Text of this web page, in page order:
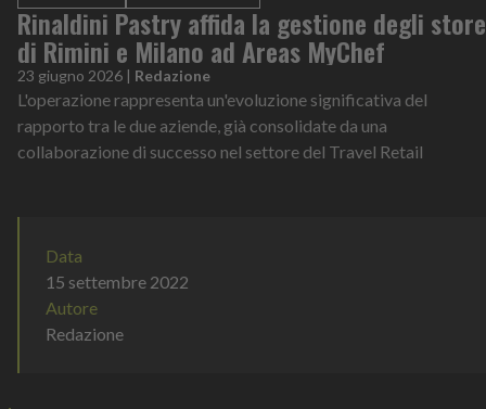
Rinaldini Pastry affida la gestione degli store
di Rimini e Milano ad Areas MyChef
23 giugno 2026 | Redazione
L'operazione rappresenta un'evoluzione significativa del
rapporto tra le due aziende, già consolidate da una
collaborazione di successo nel settore del Travel Retail
Data
15 settembre 2022
Autore
Redazione